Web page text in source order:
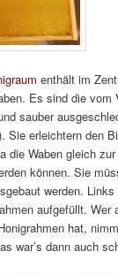
enthält im
Es sind die vom
sauber
Sie erleichtern den
die Waben gleich
können. Sie
werden.
aufgefüllt. Wer
hat,
war’s dann auch